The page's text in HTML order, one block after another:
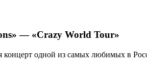
— «Crazy World Tour»
концерт одной из самых любимых в